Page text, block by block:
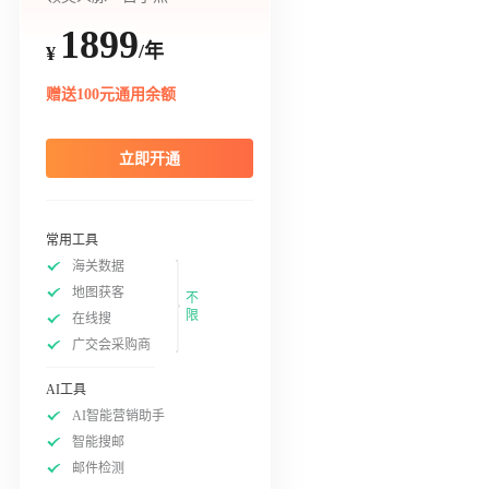
¥ 1899/年
赠送100元通用余额
立即开通
常用工具
海关数据
地图获客
在线搜
广交会采购商
不
限
AI工具
AI智能营销助手
智能搜邮
邮件检测